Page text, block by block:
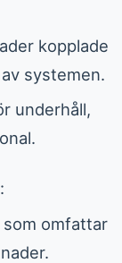
kopplade
systemen.
underhåll,
:
omfattar